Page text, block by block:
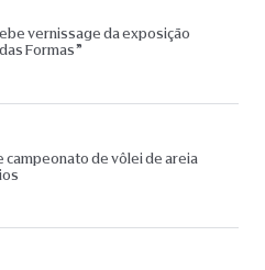
vernissage da exposição
Formas”
campeonato de vôlei de areia